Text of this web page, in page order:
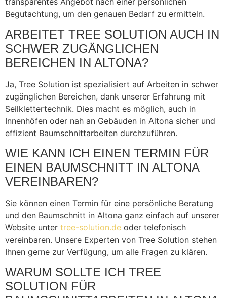
Begutachtung, um den genauen Bedarf zu ermitteln.
ARBEITET TREE SOLUTION AUCH IN
SCHWER ZUGÄNGLICHEN
BEREICHEN IN ALTONA?
Ja, Tree Solution ist spezialisiert auf Arbeiten in schwer
zugänglichen Bereichen, dank unserer Erfahrung mit
Seilklettertechnik. Dies macht es möglich, auch in
Innenhöfen oder nah an Gebäuden in Altona sicher und
effizient Baumschnittarbeiten durchzuführen.
WIE KANN ICH EINEN TERMIN FÜR
EINEN BAUMSCHNITT IN ALTONA
VEREINBAREN?
Sie können einen Termin für eine persönliche Beratung
und den Baumschnitt in Altona ganz einfach auf unserer
Website unter tree-solution.de oder telefonisch
vereinbaren. Unsere Experten von Tree Solution stehen
Ihnen gerne zur Verfügung, um alle Fragen zu klären.
WARUM SOLLTE ICH TREE
SOLUTION FÜR